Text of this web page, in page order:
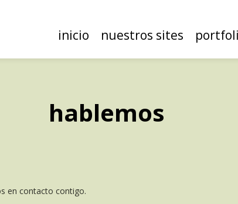
inicio nuestros sites
hablemos
en contacto contigo.